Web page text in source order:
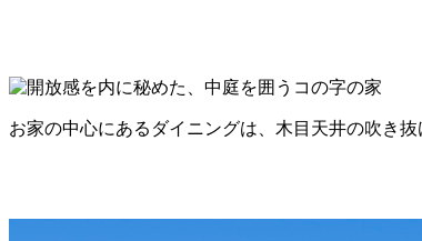
お家の中心にあるダイニングは、木目天井の吹き